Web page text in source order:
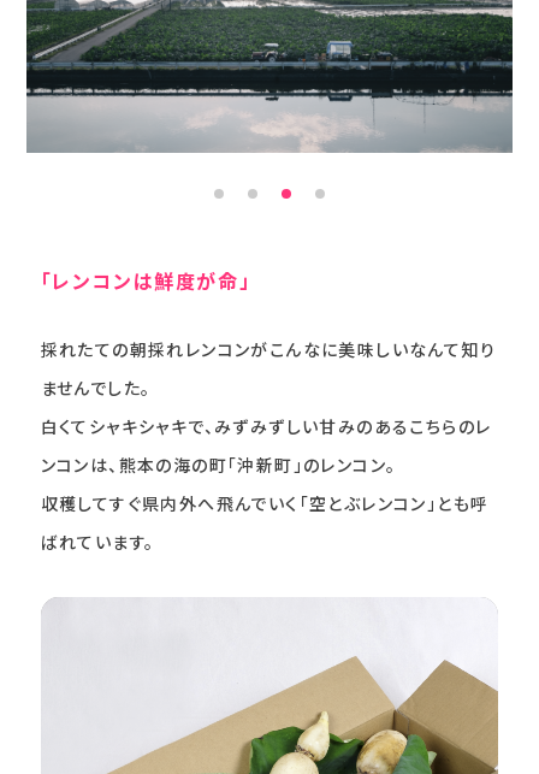
「レンコンは鮮度が命」
採れたての朝採れレンコンがこんなに美味しいなんて知り
ませんでした。
白くてシャキシャキで、みずみずしい甘みのあるこちらのレ
ンコンは、熊本の海の町「沖新町」のレンコン。
収穫してすぐ県内外へ飛んでいく「空とぶレンコン」とも呼
ばれています。